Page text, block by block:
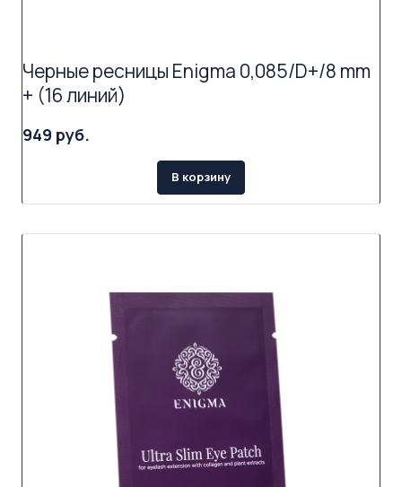
Черные ресницы Enigma 0,085/D+/8 mm
+ (16 линий)
949 руб.
В корзину